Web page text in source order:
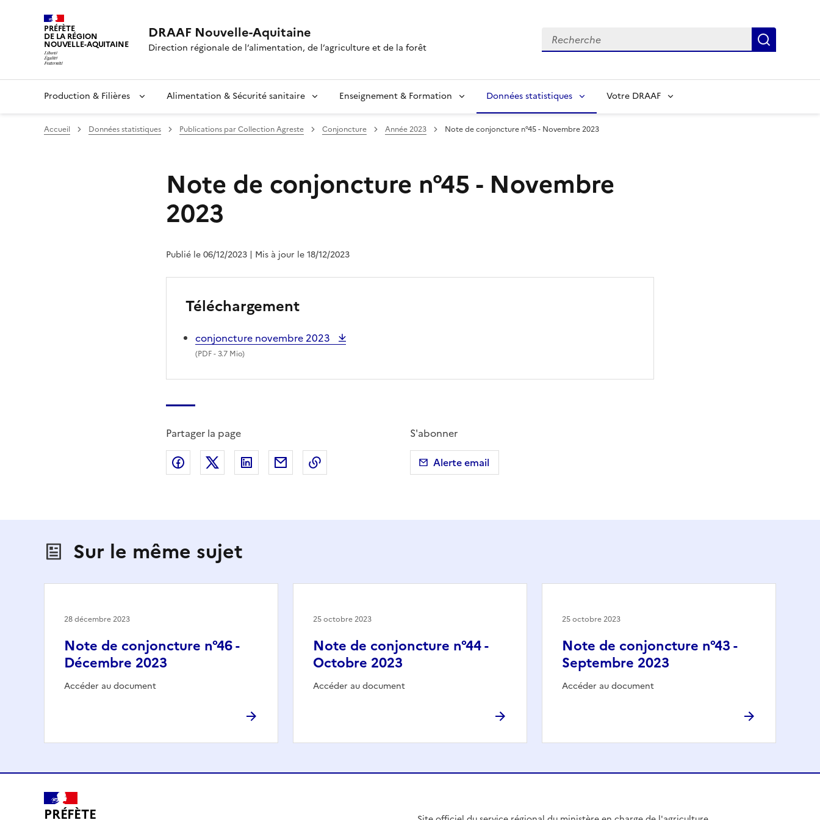
PRÉFÈTE
DE LA RÉGION
NOUVELLE-AQUITAINE
DRAAF Nouvelle-Aquitaine
Direction régionale de l’alimentation, de l’agriculture et de la forêt
Recherche
Production & Filières Alimentation & Sécurité sanitaire Enseignement & Formation Données statistiques Votre DRAAF
Accueil Données statistiques Publications par Collection Agreste Conjoncture Année 2023 Note de conjoncture n°45 - Novembre 2023
Note de conjoncture n°45 - Novembre
2023
Publié le 06/12/2023 | Mis à jour le 18/12/2023
Téléchargement
conjoncture novembre 2023
(PDF- 3.7 Mio)
Partager la page
Partager sur Facebook
Partager sur X (anciennement Twitter)
Partager sur LinkedIn
Partager par emailCopier dans le presse-papier
S'abonner
Alerte email
Sur le même sujet
Note de conjoncture n°46 -
Décembre 2023
Accéder au document
28 décembre 2023
Note de conjoncture n°44 -
Octobre 2023
Accéder au document
25 octobre 2023
Note de conjoncture n°43 -
Septembre 2023
Accéder au document
25 octobre 2023
PRÉFÈTE